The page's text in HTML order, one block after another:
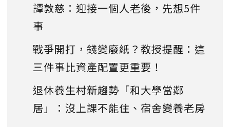
譚敦慈：迎接一個人老後，先想5件
事
戰爭開打，錢變廢紙？教授提醒：這
三件事比資產配置更重要！
退休養生村新趨勢「和大學當鄰
居」：沒上課不能住、宿舍變養老房